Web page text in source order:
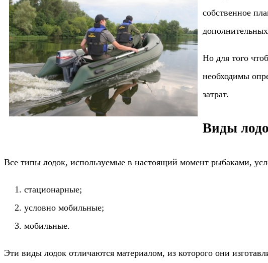
собственное
Но для того
необходимы
затрат.
Виды
Все типы лодок, используемые в настоящий момент рыбаками,
стационарные;
условно мобильные;
мобильные.
Эти виды лодок отличаются материалом, из которого они